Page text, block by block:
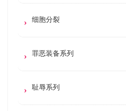
细胞分裂
罪恶装备系列
耻辱系列